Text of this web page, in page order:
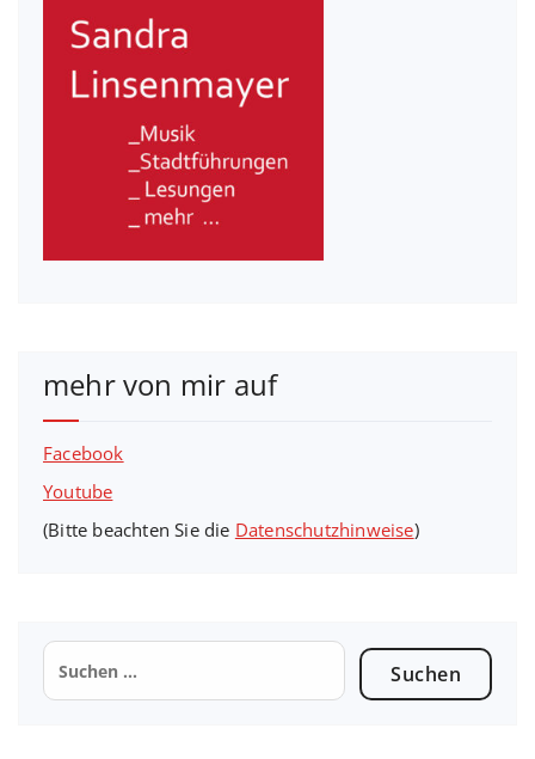
mehr von mir auf
Facebook
Youtube
(Bitte beachten Sie die Datenschutzhinweise)
Suchen
nach: